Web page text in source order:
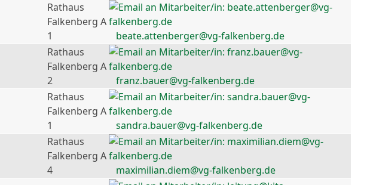
Rathaus
Falkenberg A
1
beate.attenberger@vg-falkenberg.de
Rathaus
Falkenberg A
2
franz.bauer@vg-falkenberg.de
Rathaus
Falkenberg A
1
sandra.bauer@vg-falkenberg.de
Rathaus
Falkenberg A
4
maximilian.diem@vg-falkenberg.de